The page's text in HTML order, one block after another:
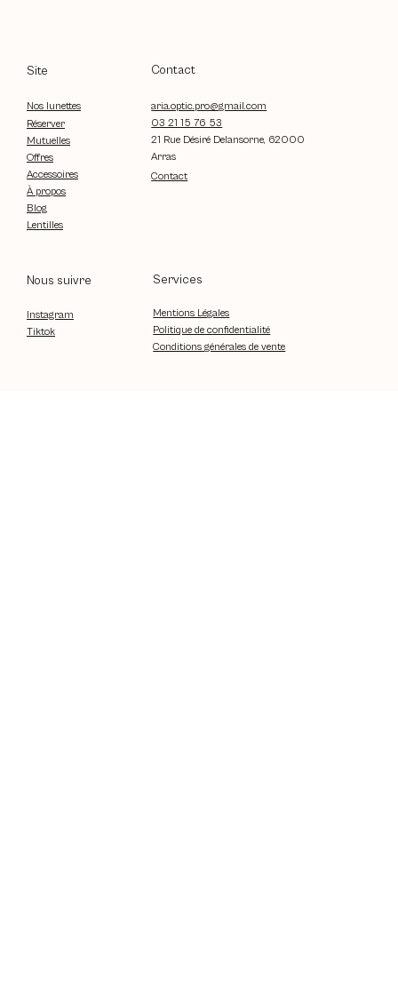
Site
Nos lunettes
Réserver
Mutuelles
Offres
Accessoires
À propos
Blog
Lentilles
Contact
Contact
aria.optic.pro@gmail.com
03 21 15 76 53
21 Rue Désiré Delansorne, 62000
Arras
Nous suivre
Instagram
Tiktok
Services
Mentions Légales
Politique de confidentialité
Conditions générales de vente